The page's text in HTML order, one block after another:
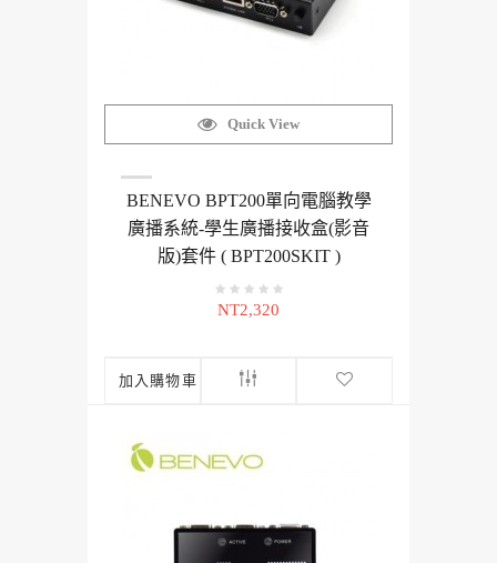
Quick View
BENEVO BPT200單向電腦教學
廣播系統-學生廣播接收盒(影音
版)套件 ( BPT200SKIT )
NT2,320
加入購物車